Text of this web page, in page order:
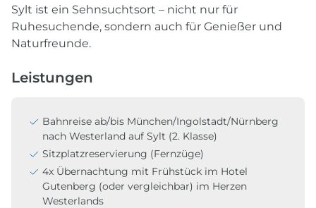
Sylt ist ein Sehnsuchtsort – nicht nur für
Ruhesuchende, sondern auch für Genießer und
Naturfreunde.
Leistungen
Bahnreise ab/bis München/Ingolstadt/Nürnberg
nach Westerland auf Sylt (2. Klasse)
Sitzplatzreservierung (Fernzüge)
4x Übernachtung mit Frühstück im Hotel
Gutenberg (oder vergleichbar) im Herzen
Westerlands